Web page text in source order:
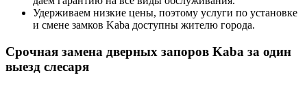
Удерживаем низкие цены, поэтому услуги по установке
и смене замков Kaba доступны жителю города.
Срочная замена дверных запоров Kaba за один
выезд слесаря